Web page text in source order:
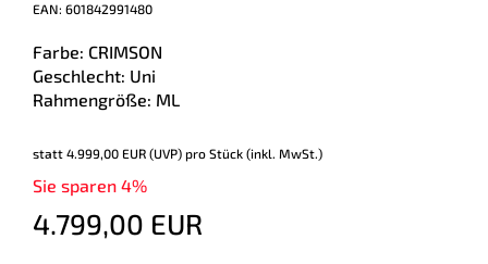
EAN: 601842991480
Farbe: CRIMSON
Geschlecht: Uni
Rahmengröße: ML
statt 4.999,00 EUR (UVP) pro Stück (inkl. MwSt.)
Sie sparen 4%
4.799,00 EUR